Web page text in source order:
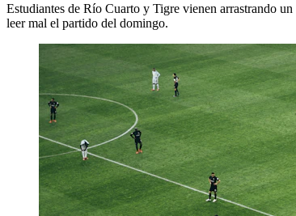
Estudiantes de Río Cuarto y Tigre vienen arrastrando
leer mal el partido del domingo.